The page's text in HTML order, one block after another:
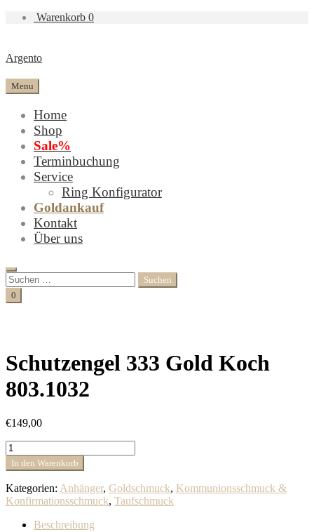
Warenkorb 0
Argento
Menu
Home
Shop
Sale%
Terminbuchung
Service
Ring Konfigurator
Goldankauf
Kontakt
Über uns
Search
Suchen
nach:
Cart
0
Schutzengel 333 Gold Koch
803.1032
€149,00
Schutzengel
333
Gold
Koch
803.1032
Menge
In den Warenkorb
Kategorien: Anhänger, Goldschmuck, Kommunionsschmuck &
Konfirmationsschmuck, Taufschmuck
Beschreibung